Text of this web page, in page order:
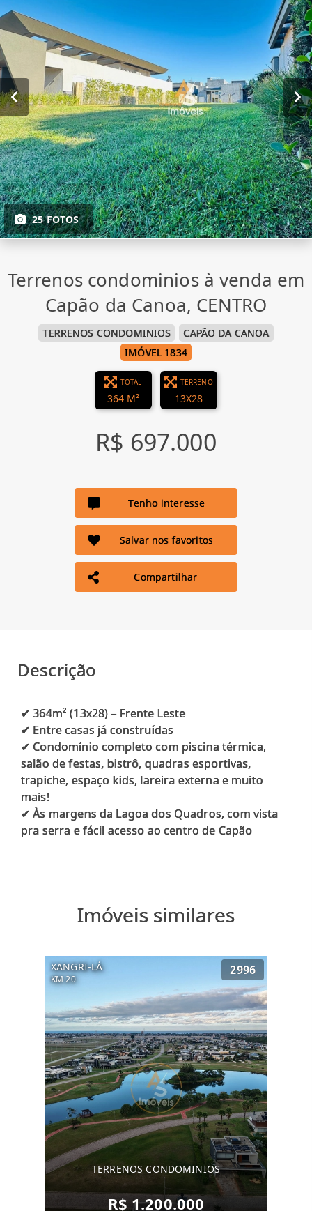
25 FOTOS
Terrenos condominios à venda em
Capão da Canoa, CENTRO
TERRENOS CONDOMINIOS
CAPÃO DA CANOA
IMÓVEL 1834
TOTAL
364 M²
TERRENO
13X28
R$ 697.000
Tenho interesse
Salvar nos favoritos
Compartilhar
Descrição
✔ 364m² (13x28) – Frente Leste
✔ Entre casas já construídas
✔ Condomínio completo com piscina térmica,
salão de festas, bistrô, quadras esportivas,
trapiche, espaço kids, lareira externa e muito
mais!
✔ Às margens da Lagoa dos Quadros, com vista
Imóveis similares
XANGRI-LÁ
KM 20
2996
TERRENOS CONDOMINIOS
R$ 1.200.000